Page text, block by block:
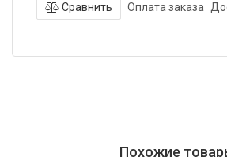
Сравнить Оплата заказа
Похожие